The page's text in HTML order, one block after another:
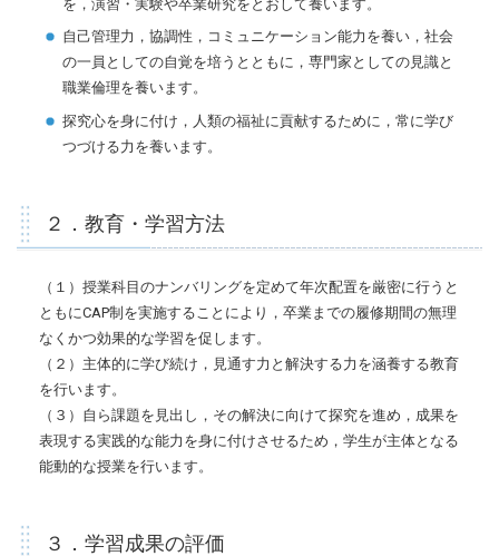
を，演習・実験や卒業研究をとおして養います。
自己管理力，協調性，コミュニケーション能力を養い，社会
の一員としての自覚を培うとともに，専門家としての見識と
職業倫理を養います。
探究心を身に付け，人類の福祉に貢献するために，常に学び
つづける力を養います。
２．教育・学習方法
（１）授業科目のナンバリングを定めて年次配置を厳密に行うと
ともにCAP制を実施することにより，卒業までの履修期間の無理
なくかつ効果的な学習を促します。
（２）主体的に学び続け，見通す力と解決する力を涵養する教育
を行います。
（３）自ら課題を見出し，その解決に向けて探究を進め，成果を
表現する実践的な能力を身に付けさせるため，学生が主体となる
能動的な授業を行います。
３．学習成果の評価